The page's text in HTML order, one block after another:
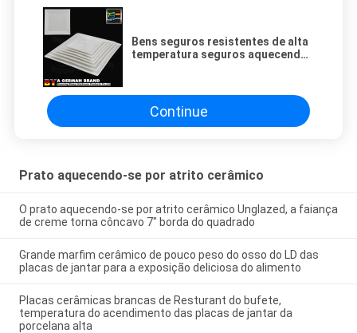
Bens seguros resistentes de alta
temperatura seguros aquecendo-
Continue
Prato aquecendo-se por atrito cerâmico
O prato aquecendo-se por atrito cerâmico Unglazed, a faiança
de creme torna côncavo 7" borda do quadrado
Grande marfim cerâmico de pouco peso do osso do LD das
placas de jantar para a exposição deliciosa do alimento
Placas cerâmicas brancas de Resturant do bufete,
temperatura do acendimento das placas de jantar da
porcelana alta